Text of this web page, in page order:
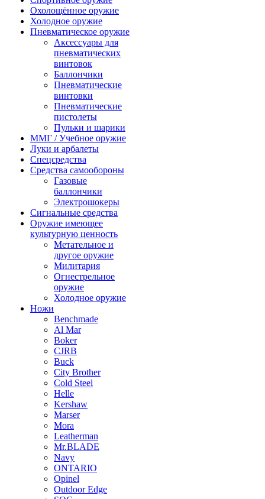
Охолощённое оружие
Холодное оружие
Пневматическое оружие
Аксессуары для
пневматических
винтовок
Баллончики
Пневматические
винтовки
Пневматические
пистолеты
Пульки и шарики
ММГ / Учебное оружие
Луки и арбалеты
Спецсредства
Средства самообороны
Газовые
баллончики
Электрошокеры
Сигнальные средства
Оружие имеющее
культурную ценность
Метательное и
другое оружие
Милитария
Огнестрельное
оружие
Холодное оружие
Ножи
Benchmade
Al Mar
Boker
CJRB
Buck
City Brother
Cold Steel
Helle
Kershaw
Marser
Mora
Leatherman
Mr.BLADE
Navy
ONTARIO
Opinel
Outdoor Edge